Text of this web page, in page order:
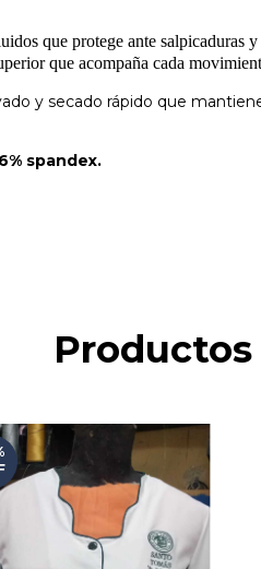
que protege ante salpicaduras
que acompaña cada
y secado rápido que
spandex.